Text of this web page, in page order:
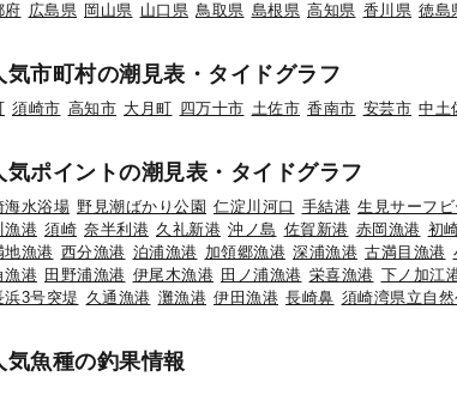
府 広島県 岡山県 山口県 鳥取県 島根県 高知県 香川県 徳島
気市町村の潮見表・タイドグラフ
須崎市 高知市 大月町 四万十市 土佐市 香南市 安芸市 中土
気ポイントの潮見表・タイドグラフ
海水浴場 野見潮ばかり公園 仁淀川河口 手結港 生見サーフビ
漁港 須崎 奈半利港 久礼新港 沖ノ島 佐賀新港 赤岡漁港 初
地漁港 西分漁港 泊浦漁港 加領郷漁港 深浦漁港 古満目漁港
漁港 田野浦漁港 伊尾木漁港 田ノ浦漁港 栄喜漁港 下ノ加江
浜3号突堤 久通漁港 灘漁港 伊田漁港 長崎鼻 須崎湾県立自然
気魚種の釣果情報